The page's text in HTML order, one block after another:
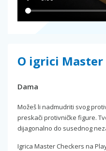
O igrici Master
Dama
Možeš li nadmudriti svog
preskači protivničke figure.
dijagonalno do susednog
Igrica Master Checkers na